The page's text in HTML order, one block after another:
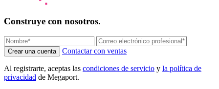
Construye con nosotros.
Crear una cuenta Contactar con ventas
Al registrarte, aceptas las condiciones de servicio y la política de
privacidad de Megaport.